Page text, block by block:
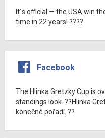
It´s official — the USA win
time in 22 years! ????
Facebook
The Hlinka Gretzky Cup is
standings look. ??Hlinka
konečné pořadí. ??